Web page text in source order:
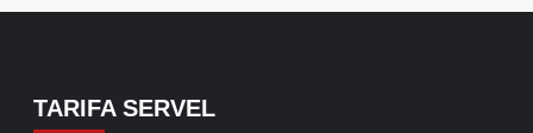
TARIFA SERVEL